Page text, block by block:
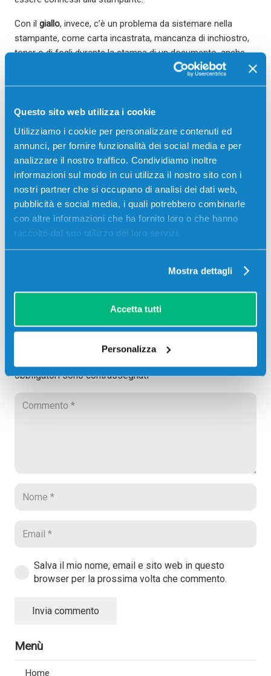
Questo sito web utilizza i cookie
Utilizziamo i cookie per personalizzare contenuti ed
annunci, per fornire funzionalità dei social media e per
analizzare il nostro traffico. Condividiamo inoltre
informazioni sul modo in cui utilizza il nostro sito con i
nostri partner che si occupano di analisi dei dati web,
pubblicità e social media, i quali potrebbero combinarle
con altre informazioni che ha fornito loro o che hanno
raccolto dal suo utilizzo dei loro servizi.
Mostra dettagli
Accetta tutti
Personalizza
Con il giallo, invece, c’è un problema da sistemare nella
stampante, come carta incastrata, mancanza di inchiostro,
toner o di fogli durante la stampa di un documento, anche
“Visualizzazione Rapida delle Stampe
Mostra le Mie Stampe
Chiunque“.
Qua si scelgono le opzioni disponibili che sono: mettere in
pausa cliccando su “Sospendi Stampa “, riprendere con il
pulsante “Riprendi Stampa“, eliminare una stampa con
“Elimina Stampa“. La procedura guidata permette di
interrompere la stampa sbagliata anche se questa è stata
inviata alla macchina, su alcuni modelli.
ad una pagina specifica durante la stampa e spostare su
Lascia un commento
obbligatori sono contrassegnati*
Salva il mio nome, email e sito web in questo
browser per la prossima volta che commento.
Invia commento
Menù
Home